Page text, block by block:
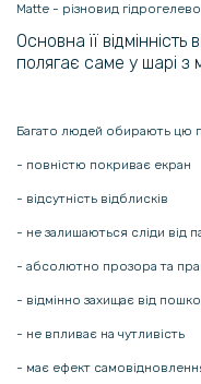
Захисне скло з рамкою
Galaxy S23 / S23 Plus
Matte - різновид
Основна її відмінність
полягає саме у шарі з
Багато людей обирають цю
- повністю покриває екран
- відсутність відблисків
- не залишаються сліди від
- абсолютно прозора та
- відмінно захищає від
- не впливає на чутливість
- має ефект